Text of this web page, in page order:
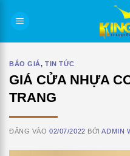
BÁO GIÁ,TIN TỨC
GIÁ CỬA NHỰA
TRANG
ĐĂNG VÀO02/07/2022 BỞIADMIN